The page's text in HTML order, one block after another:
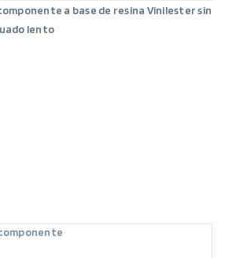
a base de resina Vinilester sin
lento